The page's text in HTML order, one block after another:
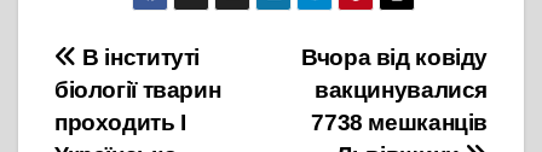
Навігація
записів
Вчора від ковіду
вакцинувалися
7738 мешканців
В інституті
біології тварин
проходить І